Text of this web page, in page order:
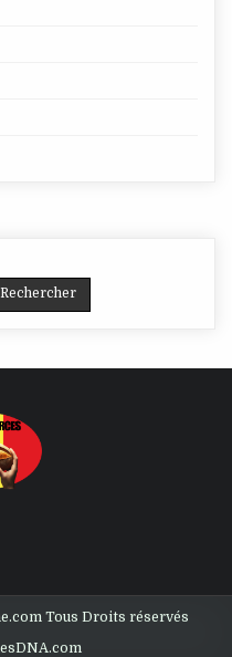
Rechercher
Tous Droits réservés